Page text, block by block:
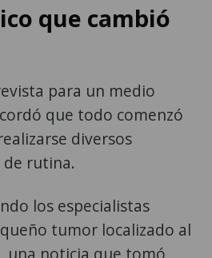
que cambió
para un medio
que todo comenzó
diversos
rutina.
los especialistas
tumor localizado al